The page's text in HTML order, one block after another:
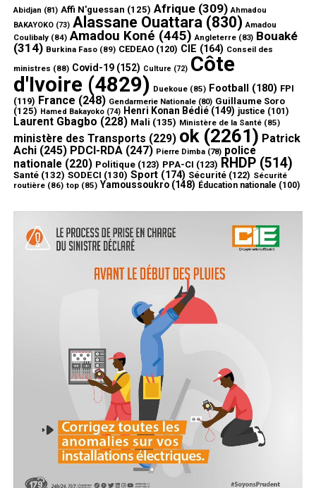
Abidjan (81) Affi N'guessan (125) Afrique(309) Ahmadou
BAKAYOKO(73) Alassane Ouattara (830) Amadou
Coulibaly(84) Amadou Koné (445) Angleterre(83) Bouaké
(314) Burkina Faso(89) CEDEAO(120) CIE (164) Conseil des
ministres (88) Covid-19(152) Culture (72) Côte
d'Ivoire(4829) Duekoue(85) Football (180) FPI
(119) France (248) Gendarmerie Nationale(80) Guillaume Soro
(125) Hamed Bakayoko(74) Henri Konan Bédié(149) justice (101)
Laurent Gbagbo (228) Mali (135) Ministère de la Santé(85)
ministère des Transports (229) ok(2261) Patrick
Achi(245) PDCI-RDA(247) Pierre Dimba(78) police
nationale(220) Politique(123) PPA-CI (123) RHDP(514)
Santé(132) SODECI (130) Sport(174) Sécurité(122) Sécurité
routière(86) top(85) Yamoussoukro(148) Éducation nationale (100)